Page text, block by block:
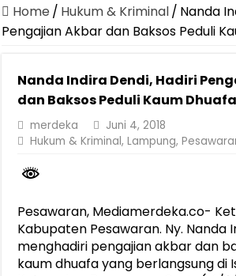
Canangkan Desa TAPIS dan Luncurkan
Pemprov Lampung Perkuat Pembangunan
Dirut Jasa Raharja Dampingi Wamenhub
Pastikan Pelayanan Maksimal, Direksi
Gubernur Mirza Ajak IAI Darul Fattah
Home / Hukum & Kriminal/ Nanda
Pengajian Akbar dan Baksos Peduli
Nanda Indira Dendi, Hadiri
dan Baksos Peduli Kaum Dhuafa
merdeka
Juni 4, 2018
Hukum & Kriminal,Lampung,
Pesawaran, Mediamerdeka.co-
Kabupaten Pesawaran. Ny. Nanda
menghadiri pengajian akbar dan
kaum dhuafa yang berlangsung di